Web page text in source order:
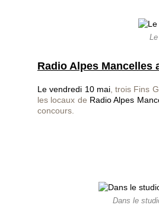
Radio Alpes Mancelles
Le vendredi 10 mai, trois Fins
les locaux de Radio Alpes
concours.
Dans le